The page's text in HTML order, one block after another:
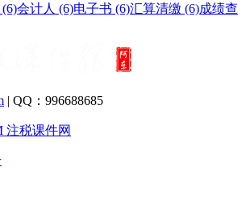
会计人 (6)电子书 (6)汇算清缴 (6)成绩查
| QQ：996688685
注税课件网